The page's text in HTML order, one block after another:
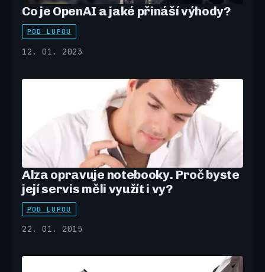
Co je OpenAI a jaké přináší výhody?
POD LUPOU
12. 01. 2023
Alza opravuje notebooky. Proč byste
její servis měli využít i vy?
POD LUPOU
22. 01. 2015